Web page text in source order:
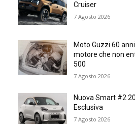
Cruiser
7 Agosto 2026
Moto Guzzi 60 anni
motore che non
500
7 Agosto 2026
Nuova Smart #2
Esclusiva
7 Agosto 2026